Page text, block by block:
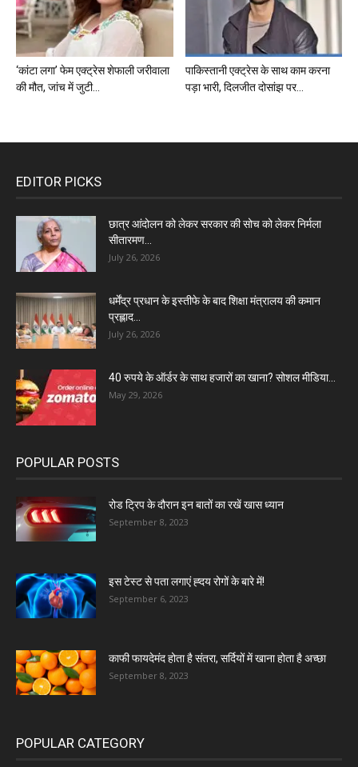
‘कांटा लगा’ फेम एक्ट्रेस शेफाली जरीवाला
की मौत, जांच में जुटी...
पाकिस्तानी एक्ट्रेस के साथ काम करना
पड़ा भारी, दिलजीत दोसांझ पर...
EDITOR PICKS
छात्र आंदोलन को लेकर सरकार की सोच को लेकर निर्मला
सीतारमण...
July 26, 2026
धर्मेंद्र प्रधान के इस्तीफे के बाद शिक्षा मंत्रालय की कमान
प्रह्लाद...
July 26, 2026
40 रुपये के ऑर्डर के साथ हजारों का खाना? सोशल मीडिया...
May 29, 2026
POPULAR POSTS
रोड ट्रिप के दौरान इन बातों का रखें खास ध्यान
September 8, 2023
इस टेस्ट से पता लगाएं ह्दय रोगों के बारे में!
September 6, 2023
काफी फायदेमंद होता है संतरा, सर्दियों में खाना होता है अच्छा
September 8, 2023
POPULAR CATEGORY